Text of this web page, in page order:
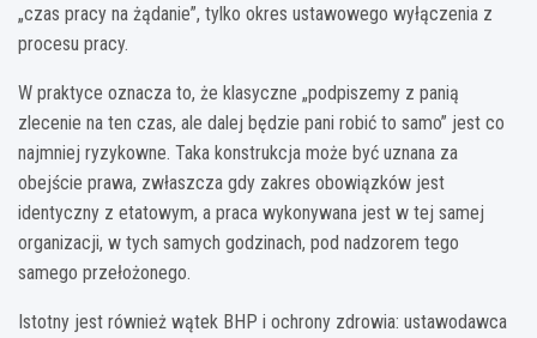
„czas pracy na żądanie”, tylko okres ustawowego wyłączenia z
procesu pracy.
W praktyce oznacza to, że klasyczne „podpiszemy z panią
zlecenie na ten czas, ale dalej będzie pani robić to samo” jest co
najmniej ryzykowne. Taka konstrukcja może być uznana za
obejście prawa, zwłaszcza gdy zakres obowiązków jest
identyczny z etatowym, a praca wykonywana jest w tej samej
organizacji, w tych samych godzinach, pod nadzorem tego
samego przełożonego.
Istotny jest również wątek BHP i ochrony zdrowia: ustawodawca